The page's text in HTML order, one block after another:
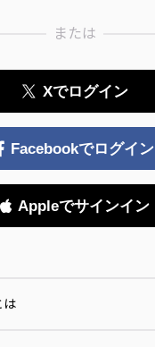
または
Xでログイン
Facebookでログイン
Appleでサインイン
は